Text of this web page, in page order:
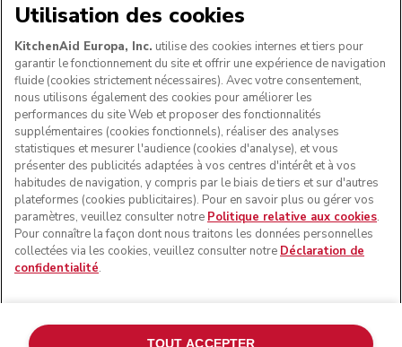
NOUS ACCEPTONS
SUIVEZ-NOUS
© KitchenAid 2026 - Tous droits réservés. KitchenAid et la
forme du robot pâtissier multifonction sont des marques
Utilisation des cookies
KitchenAid Europa, Inc. utilise des cookies internes et tiers pour
garantir le fonctionnement du site et offrir une expérience de navigation
fluide (cookies strictement nécessaires). Avec votre consentement,
nous utilisons également des cookies pour améliorer les
performances du site Web et proposer des fonctionnalités
supplémentaires (cookies fonctionnels), réaliser des analyses
statistiques et mesurer l'audience (cookies d'analyse), et vous
présenter des publicités adaptées à vos centres d'intérêt et à vos
habitudes de navigation, y compris par le biais de tiers et sur d'autres
plateformes (cookies publicitaires). Pour en savoir plus ou gérer vos
paramètres, veuillez consulter notre Politique relative aux cookies.
Pour connaître la façon dont nous traitons les données personnelles
collectées via les cookies, veuillez consulter notre Déclaration de
confidentialité.
TOUT ACCEPTER